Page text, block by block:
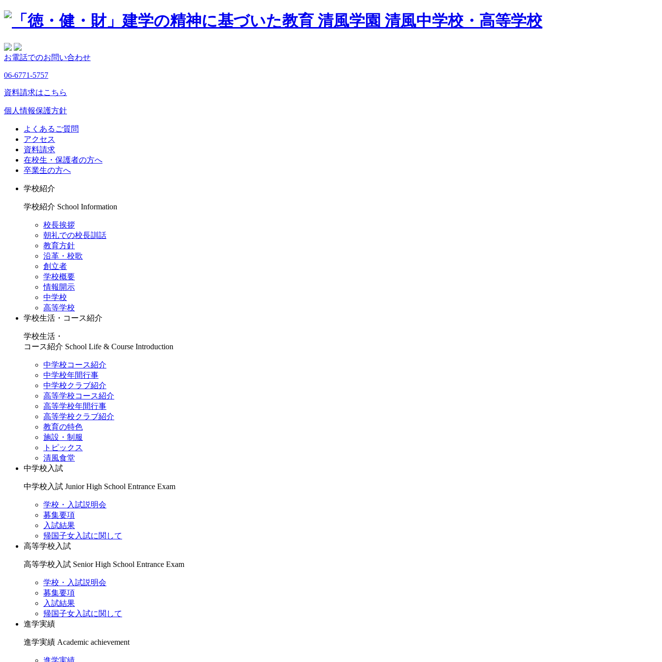
お電話でのお問い合わせ
06-6771-5757
資料請求はこちら
個人情報保護方針
よくあるご質問
アクセス
資料請求
在校生・保護者の方へ
卒業生の方へ
学校紹介
学校紹介 School Information
校長挨拶
朝礼での校長訓話
教育方針
沿革・校歌
創立者
学校概要
情報開示
中学校
高等学校
学校生活・コース紹介
学校生活・
コース紹介 School Life & Course Introduction
中学校コース紹介
中学校年間行事
中学校クラブ紹介
高等学校コース紹介
高等学校年間行事
高等学校クラブ紹介
教育の特色
施設・制服
トピックス
清風食堂
中学校入試
中学校入試 Junior High School Entrance Exam
学校・入試説明会
募集要項
入試結果
帰国子女入試に関して
高等学校入試
高等学校入試 Senior High School Entrance Exam
学校・入試説明会
募集要項
入試結果
帰国子女入試に関して
進学実績
進学実績 Academic achievement
進学実績